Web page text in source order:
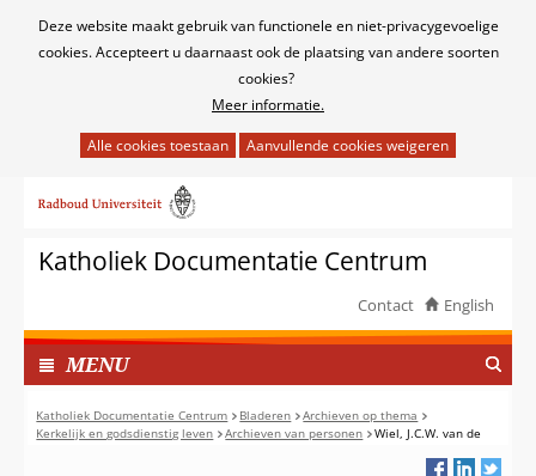
Cookies
Deze website maakt gebruik van functionele en niet-privacygevoelige
cookies. Accepteert u daarnaast ook de plaatsing van andere soorten
cookies?
Meer informatie.
het
van
cookies
deze
website
worden
toegestaan
of
naar
inhoudKatholiek Documentatie Centrum
Contact English
MENUI
N
G
E
Katholiek Documentatie Centrum Bladeren
Archieven op thema
Kerkelijk en godsdienstig leven
Archieven van personen Wiel, J.C.W. van de